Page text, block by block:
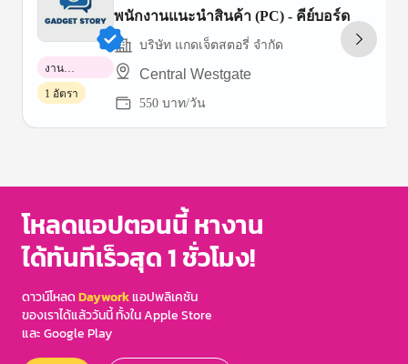
พนักงานแนะนำสินค้า (PC) - คีย์บอร์ด
บริษัท แกดเจ็ตสตอรี่ จำกัด
Central Westgate
550 บาท/วัน
งาน
พาร์ทไทม์
1 อัตรา
of
โหลดแอปตอนนี้ หางาน
ได้ทันทีเร็วสุด 1 ชั่วโมง!
ดาวน์โหลดDayworkแอปพลิเคชัน
ของเราได้แล้ววันนี้ ทั้งใน Apple Store
และ Google Play